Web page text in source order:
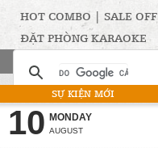
HOT COMBO | SALE OFF
ĐẶT PHÒNG KARAOKE
SỰ KIỆN MỚI
10 MONDAY
AUGUST